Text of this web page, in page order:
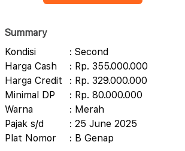
Summary
Kondisi
: Second
Harga Cash
: Rp. 355.000.000
Harga Credit
: Rp. 329.000.000
Minimal DP
: Rp. 80.000.000
Warna
: Merah
Pajak s/d
: 25 June 2025
Plat Nomor
: B Genap